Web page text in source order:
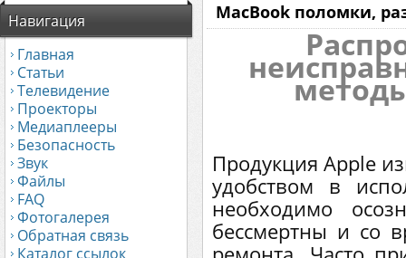
Навигация
Главная
Статьи
Телевидение
Проекторы
Медиаплееры
Безопасность
Звук
Файлы
FAQ
Фотогалерея
Обратная связь
Каталог ссылок
MacBook поломки,
Продукция Apple
удобством в
необходимо
бессмертны и со